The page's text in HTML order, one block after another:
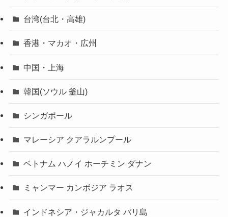
台湾(台北・高雄)
香港・マカオ・広州
中国・上海
韓国(ソウル 釜山)
シンガポール
マレーシア クアラルンプール
ベトナム ハノイ ホーチミン ダナン
ミャンマー カンボジア ラオス
インドネシア・ジャカルタ バリ島